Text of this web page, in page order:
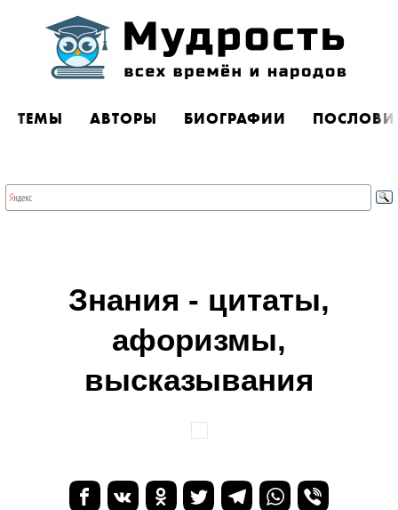
ТЕМЫ АВТОРЫ БИОГРАФИИ
Знания - цитаты,
афоризмы,
высказывания